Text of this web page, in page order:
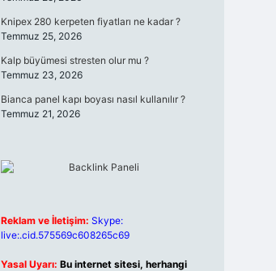
Knipex 280 kerpeten fiyatları ne kadar ?
Temmuz 25, 2026
Kalp büyümesi stresten olur mu ?
Temmuz 23, 2026
Bianca panel kapı boyası nasıl kullanılır ?
Temmuz 21, 2026
Reklam ve İletişim: Skype:
live:.cid.575569c608265c69
Yasal Uyarı: Bu internet sitesi, herhangi